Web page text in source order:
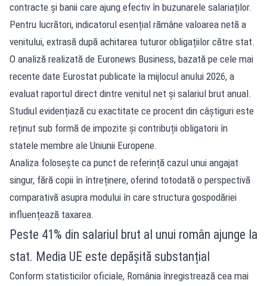
contracte și banii care ajung efectiv în buzunarele salariaților.
Pentru lucrători, indicatorul esențial rămâne valoarea netă a
venitului, extrasă după achitarea tuturor obligațiilor către stat.
O analiză realizată de Euronews Business, bazată pe cele mai
recente date Eurostat publicate la mijlocul anului 2026, a
evaluat raportul direct dintre venitul net și salariul brut anual.
Studiul evidențiază cu exactitate ce procent din câștiguri este
reținut sub formă de impozite și contribuții obligatorii în
statele membre ale Uniunii Europene.
Analiza folosește ca punct de referință cazul unui angajat
singur, fără copii în întreținere, oferind totodată o perspectivă
comparativă asupra modului în care structura gospodăriei
influențează taxarea.
Peste 41% din salariul brut al unui român ajunge la
stat. Media UE este depășită substanțial
Conform statisticilor oficiale, România înregistrează cea mai